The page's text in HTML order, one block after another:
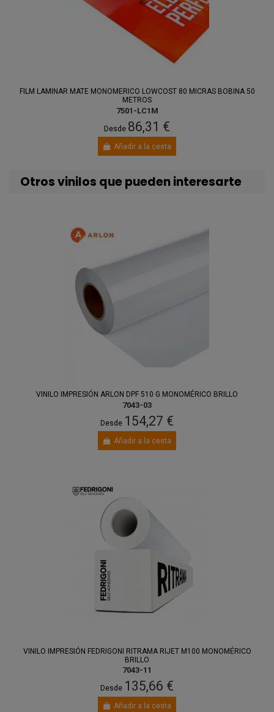
FILM LAMINAR MATE MONOMERICO LOWCOST 80 MICRAS BOBINA 50
METROS
7501-LC1M
Desde 86,31 €
Añadir a la cesta
Otros vinilos que pueden interesarte
VINILO IMPRESIÓN ARLON DPF 510 G MONOMÉRICO BRILLO
7043-03
Desde 154,27 €
Añadir a la cesta
VINILO IMPRESIÓN FEDRIGONI RITRAMA RIJET M100 MONOMÉRICO
BRILLO
7043-11
Desde 135,66 €
Añadir a la cesta